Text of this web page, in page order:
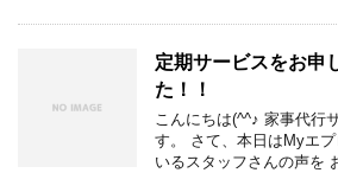
定期サービスをお申
た！！
こんにちは(^^♪ 家事代行
す。 さて、本日はMyエ
いるスタッフさんの声を